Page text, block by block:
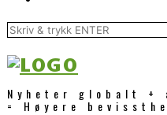
Nyheter globalt +
= Høyere